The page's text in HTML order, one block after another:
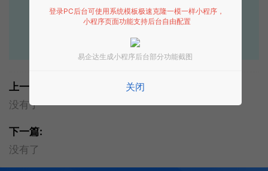
点击获取报价
上一篇:
没有了
下一篇:
没有了
登录PC后台可使用系统模板极速克隆一模一样小程序，
小程序页面功能支持后台自由配置
易企达生成小程序后台部分功能截图
关闭